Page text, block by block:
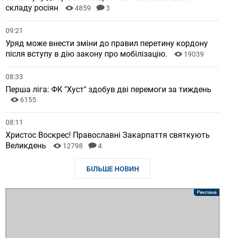
складу росіян
4859 3
09:21
Уряд може внести зміни до правил перетину кордону
після вступу в дію закону про мобілізацію.
19039
08:33
Перша ліга: ФК "Хуст" здобув дві перемоги за тиждень
6155
08:11
Христос Воскрес! Православні Закарпаття святкують
Великдень
12798 4
БІЛЬШЕ НОВИН